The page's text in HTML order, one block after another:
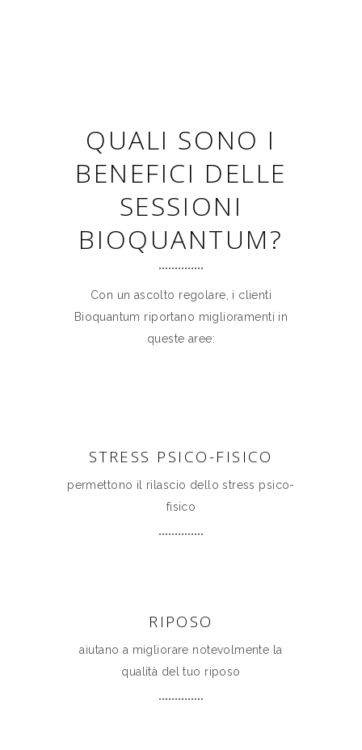
QUALI SONO I
BENEFICI DELLE
SESSIONI
BIOQUANTUM?
Con un ascolto regolare, i clienti
Bioquantum riportano miglioramenti in
queste aree:
STRESS PSICO-FISICO
permettono il rilascio dello stress psico-
fisico
RIPOSO
aiutano a migliorare notevolmente la
qualità del tuo riposo